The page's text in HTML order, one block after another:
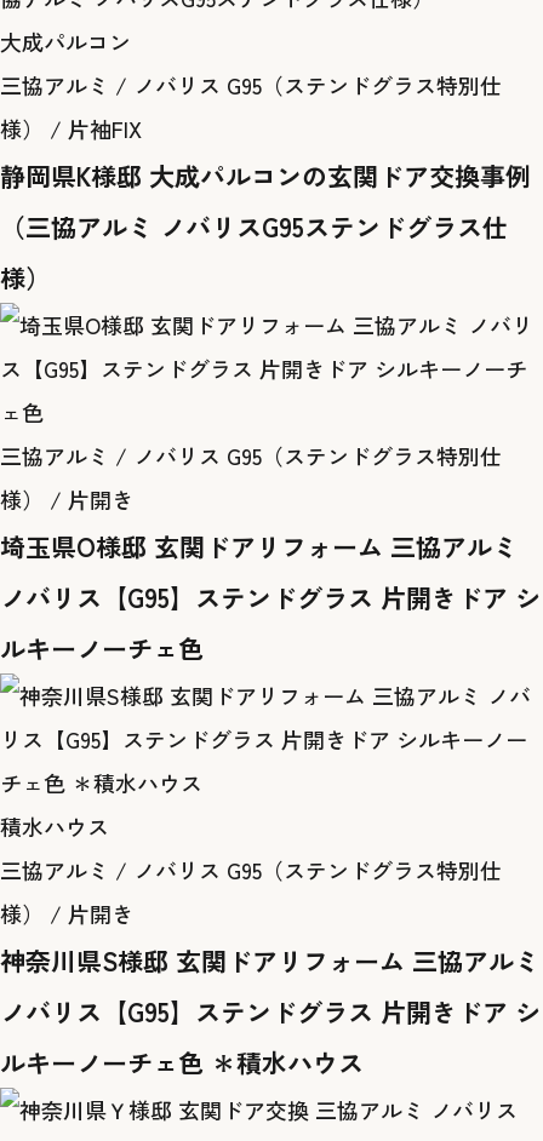
大成パルコン
三協アルミ / ノバリス G95（ステンドグラス特別仕
様） / 片袖FIX
静岡県K様邸 大成パルコンの玄関ドア交換事例
（三協アルミ ノバリスG95ステンドグラス仕
様）
三協アルミ / ノバリス G95（ステンドグラス特別仕
様） / 片開き
埼玉県O様邸 玄関ドアリフォーム 三協アルミ
ノバリス【G95】ステンドグラス 片開きドア シ
ルキーノーチェ色
積水ハウス
三協アルミ / ノバリス G95（ステンドグラス特別仕
様） / 片開き
神奈川県S様邸 玄関ドアリフォーム 三協アルミ
ノバリス【G95】ステンドグラス 片開きドア シ
ルキーノーチェ色 ＊積水ハウス